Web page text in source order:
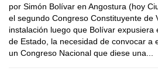
por Simón Bolívar en Angostura (hoy
el segundo Congreso Constituyente de
instalación luego que Bolívar expusiera
de Estado, la necesidad de convocar a
un Congreso Nacional que diese una...